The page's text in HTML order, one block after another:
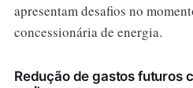
apresentam desafios no
concessionária de energia.
Redução de gastos futuros